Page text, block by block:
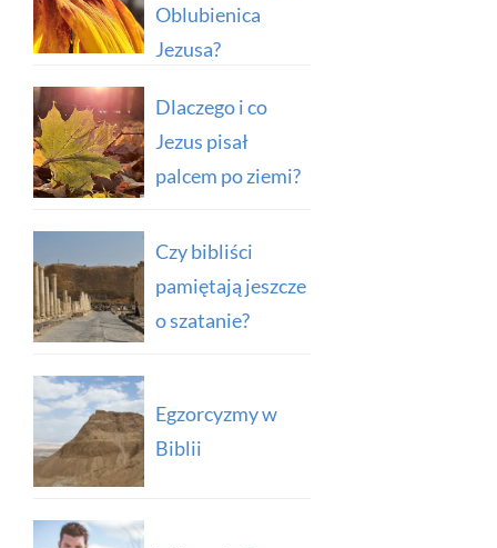
Oblubienica
Jezusa?
Dlaczego i co
Jezus pisał
palcem po ziemi?
Czy bibliści
pamiętają jeszcze
o szatanie?
Egzorcyzmy w
Biblii